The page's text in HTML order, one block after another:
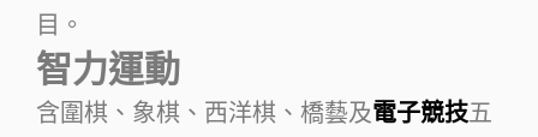
目。
智力運動
含圍棋、象棋、西洋棋、橋藝及電子競技五